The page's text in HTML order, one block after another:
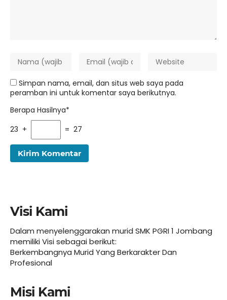
Simpan nama, email, dan situs web saya pada
peramban ini untuk komentar saya berikutnya.
Berapa Hasilnya*
23 +
= 27
Visi Kami
Dalam menyelenggarakan murid SMK PGRI 1 Jombang
memiliki Visi sebagai berikut:
Berkembangnya Murid Yang Berkarakter Dan
Profesional
Misi Kami